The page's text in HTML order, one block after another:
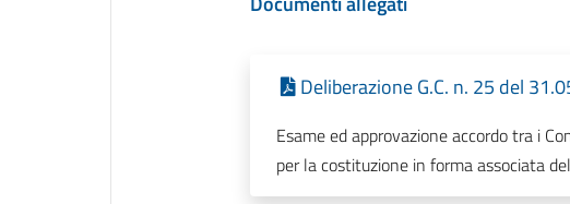
Deliberazione G.C. n. 25 del
Esame ed approvazione accordo tra i
per la costituzione in forma associata